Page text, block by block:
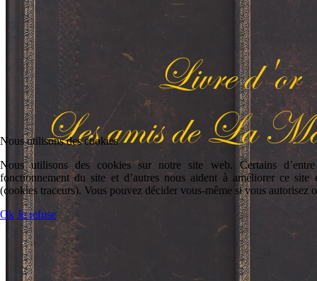
Nous utilisons des cookies
Nous utilisons des cookies sur notre site web. Certains
fonctionnement du site et d’autres nous aident à améliorer ce site
(cookies traceurs). Vous pouvez décider vous-même si vous autorisez
Ok Je refuse